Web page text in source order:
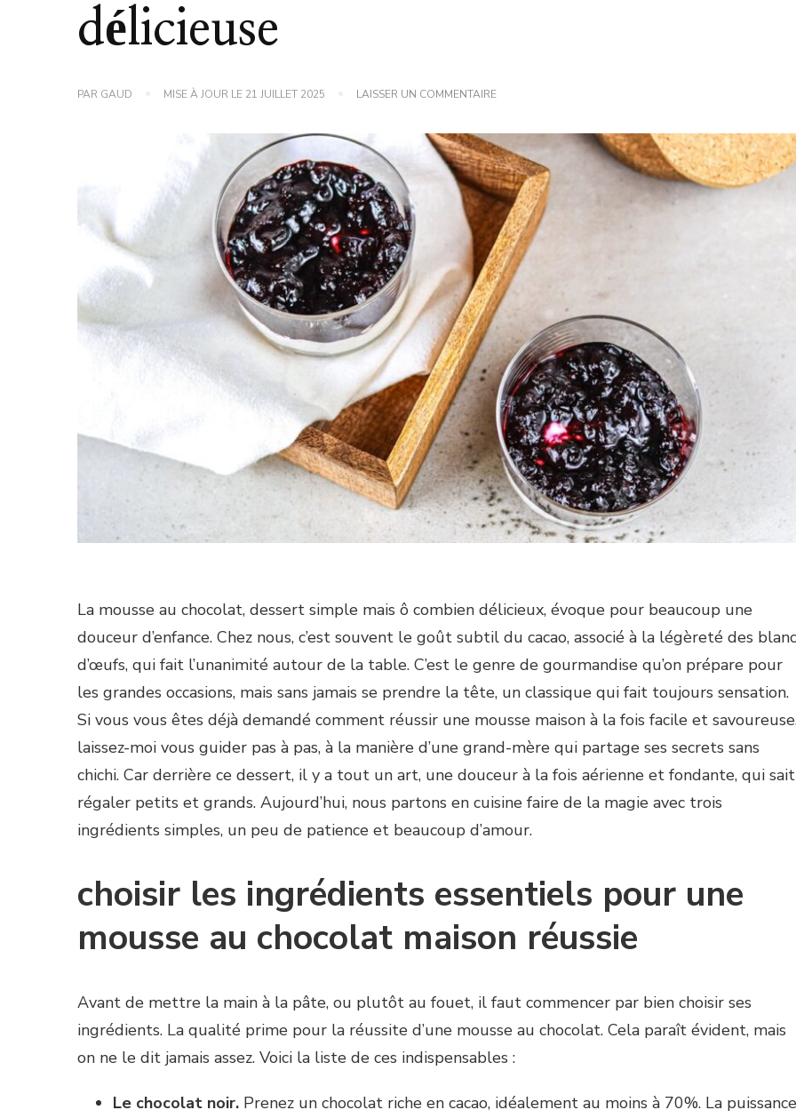
délicieuse
PAR GAUD MISE À JOUR LE 21 JUILLET 2025 LAISSER UN COMMENTAIRESUR
MOUSSE
MAISON
:
RECETTE
FACILE
ET
DÉLICIEUSE
La mousse au chocolat, dessert simple mais ô combien délicieux, évoque pour beaucoup une
douceur d’enfance. Chez nous, c’est souvent le goût subtil du cacao, associé à la légèreté des
d’œufs, qui fait l’unanimité autour de la table. C’est le genre de gourmandise qu’on prépare pour
les grandes occasions, mais sans jamais se prendre la tête, un classique qui fait toujours sensation.
Si vous vous êtes déjà demandé comment réussir une mousse maison à la fois facile et
laissez-moi vous guider pas à pas, à la manière d’une grand-mère qui partage ses secrets sans
chichi. Car derrière ce dessert, il y a tout un art, une douceur à la fois aérienne et fondante, qui sait
régaler petits et grands. Aujourd’hui, nous partons en cuisine faire de la magie avec trois
ingrédients simples, un peu de patience et beaucoup d’amour.
choisir les ingrédients essentiels pour une
mousse au chocolat maison réussie
Avant de mettre la main à la pâte, ou plutôt au fouet, il faut commencer par bien choisir ses
ingrédients. La qualité prime pour la réussite d’une mousse au chocolat. Cela paraît évident, mais
on ne le dit jamais assez. Voici la liste de ces indispensables :
Le chocolat noir. Prenez un chocolat riche en cacao, idéalement au moins à 70%. La puissance